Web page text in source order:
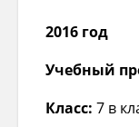
2016 год
Учебный
Класс: 7 в